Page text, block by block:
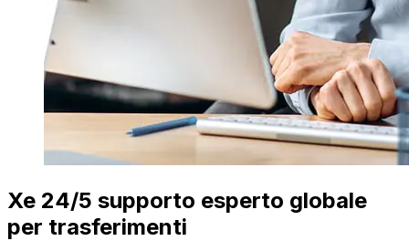
Xe 24/5 supporto esperto globale
per trasferimenti